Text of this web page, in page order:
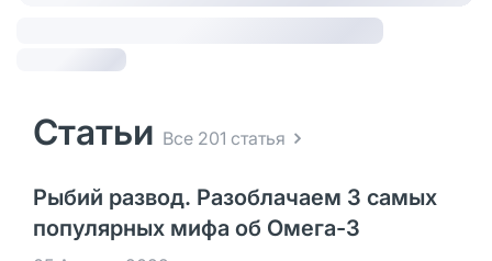
Статьи Все 201 статья
Рыбий развод. Разоблачаем 3 самых
популярных мифа об Омега-3